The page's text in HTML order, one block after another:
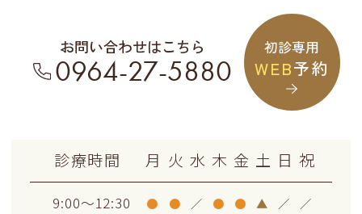
お問い合わせはこちら
0964-27-5880
初診専用
WEB予約
診療時間 月 火 水 木 金 土 日 祝
9:00～12:30 ● ● ／ ● ● ▲ ／ ／